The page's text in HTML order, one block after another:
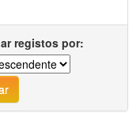
registos por: